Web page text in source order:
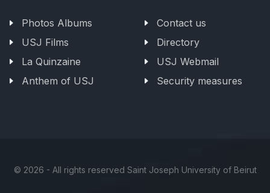
Photos Albums
USJ Films
La Quinzaine
Anthem of USJ
Contact us
Directory
USJ Webmail
Security measures
© 2026 - All rights reserved Saint Joseph University of Beirut